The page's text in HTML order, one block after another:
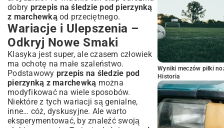
dobry przepis na śledzie pod pierzynką
z marchewkąod przeciętnego.
Wariacje i Ulepszenia –
Odkryj Nowe Smaki
Klasyka jest super, ale czasem człowiek
ma ochotę na małe szaleństwo.
Podstawowy przepis na śledzie pod
pierzynką z marchewką można
modyfikować na wiele sposobów.
Niektóre z tych wariacji są genialne,
inne… cóż, dyskusyjne. Ale warto
eksperymentować, by znaleźć swoją
Wyniki meczów piłki
Historia